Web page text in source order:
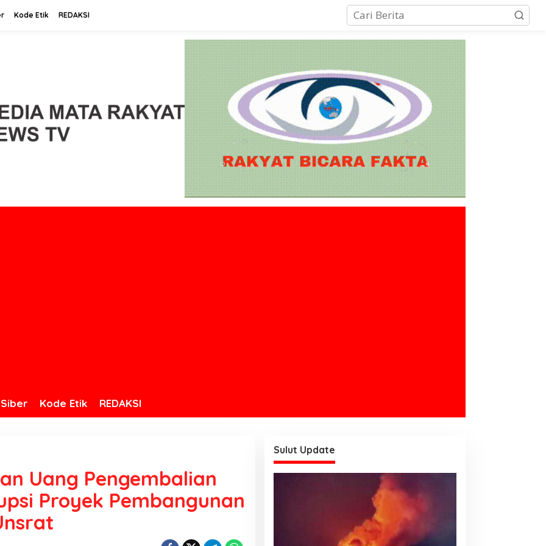
Kode Etik REDAKSI
Kode Etik REDAKSI
Uang Pengembalian
Proyek Pembangunan
Sulut Update